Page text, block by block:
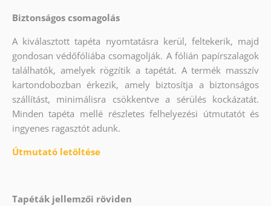
Biztonságos csomagolás
A kiválasztott tapéta nyomtatásra kerül, feltekerik, majd
gondosan védőfóliába csomagolják. A fólián papírszalagok
találhatók, amelyek rögzítik a tapétát. A termék masszív
kartondobozban érkezik, amely biztosítja a biztonságos
szállítást, minimálisra csökkentve a sérülés kockázatát.
Minden tapéta mellé részletes felhelyezési útmutatót és
ingyenes ragasztót adunk.
Útmutató letöltése
Tapéták jellemzői röviden